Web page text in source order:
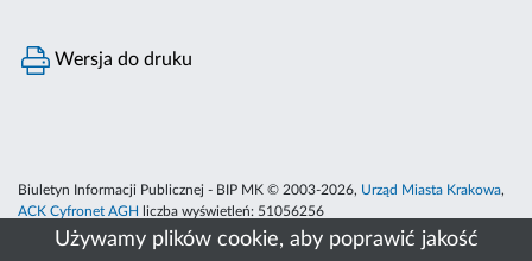
Używamy plików cookie, aby poprawić jakość
Wersja do druku
Biuletyn Informacji Publicznej - BIP MK © 2003-2026, Urząd Miasta Krakowa,
ACK Cyfronet AGH
liczba wyświetleń: 51056256